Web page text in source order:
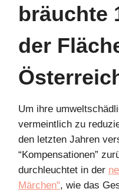
bräuchte
der
Um ihre
vermeintlich zu
den letzten Jahren
“Kompensationen”
durchleuchtet in der
Märchen", wie das